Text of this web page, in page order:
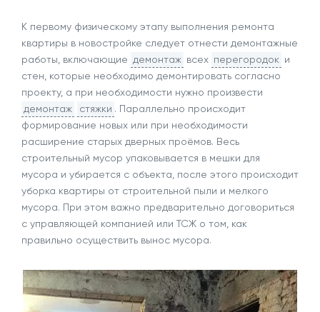
К первому физическому этапу выполнения ремонта
квартиры в новостройке следует отнести демонтажные
работы, включающие демонтаж всех перегородок и
стен, которые необходимо демонтировать согласно
проекту, а при необходимости нужно произвести
демонтаж
стяжки . Параллельно происходит
формирование новых или при необходимости
расширение старых дверных проёмов. Весь
строительный мусор упаковывается в мешки для
мусора и убирается с объекта, после этого происходит
уборка квартиры от строительной пыли и мелкого
мусора. При этом важно предварительно договориться
с управляющей компанией или ТСЖ о том, как
правильно осуществить вынос мусора.